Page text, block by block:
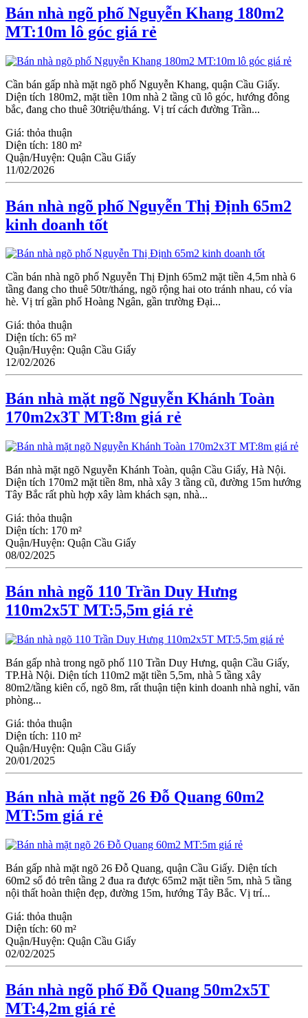
Bán nhà ngõ phố Nguyễn Khang 180m2
MT:10m lô góc giá rẻ
Cần bán gấp nhà mặt ngõ phố Nguyễn Khang, quận Cầu Giấy.
Diện tích 180m2, mặt tiền 10m nhà 2 tầng cũ lô góc, hướng đông
bắc, đang cho thuê 30triệu/tháng. Vị trí cách đường Trần...
Giá: thỏa thuận
Diện tích: 180 m²
Quận/Huyện: Quận Cầu Giấy
11/02/2026
Bán nhà ngõ phố Nguyễn Thị Định 65m2
kinh doanh tốt
Cần bán nhà ngõ phố Nguyễn Thị Định 65m2 mặt tiền 4,5m nhà 6
tầng đang cho thuê 50tr/tháng, ngõ rộng hai oto tránh nhau, có vỉa
hè. Vị trí gần phố Hoàng Ngân, gần trường Đại...
Giá: thỏa thuận
Diện tích: 65 m²
Quận/Huyện: Quận Cầu Giấy
12/02/2026
Bán nhà mặt ngõ Nguyễn Khánh Toàn
170m2x3T MT:8m giá rẻ
Bán nhà mặt ngõ Nguyễn Khánh Toàn, quận Cầu Giấy, Hà Nội.
Diện tích 170m2 mặt tiền 8m, nhà xây 3 tầng cũ, đường 15m hướng
Tây Bắc rất phù hợp xây làm khách sạn, nhà...
Giá: thỏa thuận
Diện tích: 170 m²
Quận/Huyện: Quận Cầu Giấy
08/02/2025
Bán nhà ngõ 110 Trần Duy Hưng
110m2x5T MT:5,5m giá rẻ
Bán gấp nhà trong ngõ phố 110 Trần Duy Hưng, quận Cầu Giấy,
TP.Hà Nội. Diện tích 110m2 mặt tiền 5,5m, nhà 5 tầng xây
80m2/tầng kiên cố, ngõ 8m, rất thuận tiện kinh doanh nhà nghỉ, văn
phòng...
Giá: thỏa thuận
Diện tích: 110 m²
Quận/Huyện: Quận Cầu Giấy
20/01/2025
Bán nhà mặt ngõ 26 Đỗ Quang 60m2
MT:5m giá rẻ
Bán gấp nhà mặt ngõ 26 Đỗ Quang, quận Ϲầu Giấy. Diện tích
60m2 sổ đỏ trên tầng 2 đua ra được 65m2 mặt tiền 5m, nhà 5 tầng
nội thất hoàn thiện đẹp, đường 15m, hướng Tây Bắc. Vị trí...
Giá: thỏa thuận
Diện tích: 60 m²
Quận/Huyện: Quận Cầu Giấy
02/02/2025
Bán nhà ngõ phố Đỗ Quang 50m2x5T
MT:4,2m giá rẻ